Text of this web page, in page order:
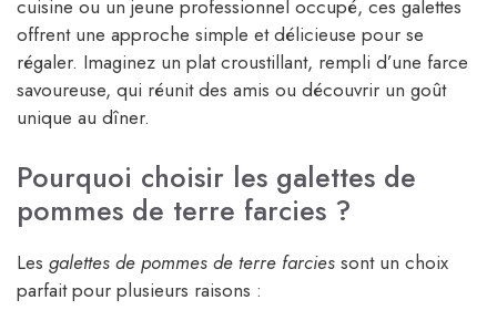
cuisine ou un jeune professionnel occupé, ces galettes
offrent une approche simple et délicieuse pour se
régaler. Imaginez un plat croustillant, rempli d’une farce
savoureuse, qui réunit des amis ou découvrir un goût
unique au dîner.
Pourquoi choisir les galettes de
pommes de terre farcies ?
Les galettes de pommes de terre farcies sont un choix
parfait pour plusieurs raisons :